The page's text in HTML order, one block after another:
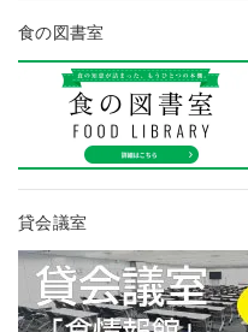
食の図書室
貸会議室